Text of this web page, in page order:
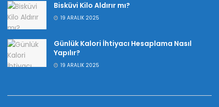
Bisküvi Kilo Aldırır mı?
19 ARALIK 2025
Günlük Kalori İhtiyacı Hesaplama Nasıl
Yapılır?
19 ARALIK 2025